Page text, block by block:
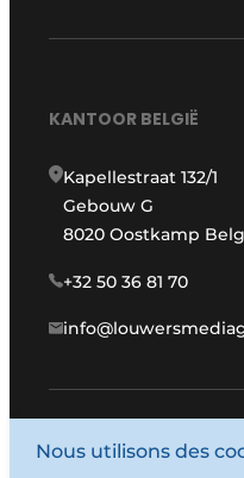
KANTOOR BELGIË
Kapellestraat 132/1
Gebouw G
8020 Oostkamp
+32 50 36 81 70
Nous utilisons des